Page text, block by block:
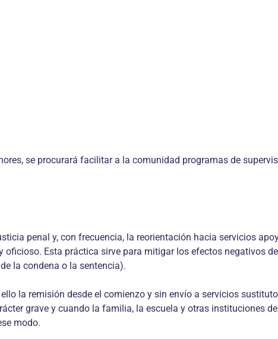
se procurará facilitar a la comunidad programas de
penal y, con frecuencia, la reorientación hacia servicios
Esta práctica sirve para mitigar los efectos negativos
la condena o la sentencia).
la remisión desde el comienzo y sin envío a servicios
grave y cuando la familia, la escuela y otras instituciones
modo.